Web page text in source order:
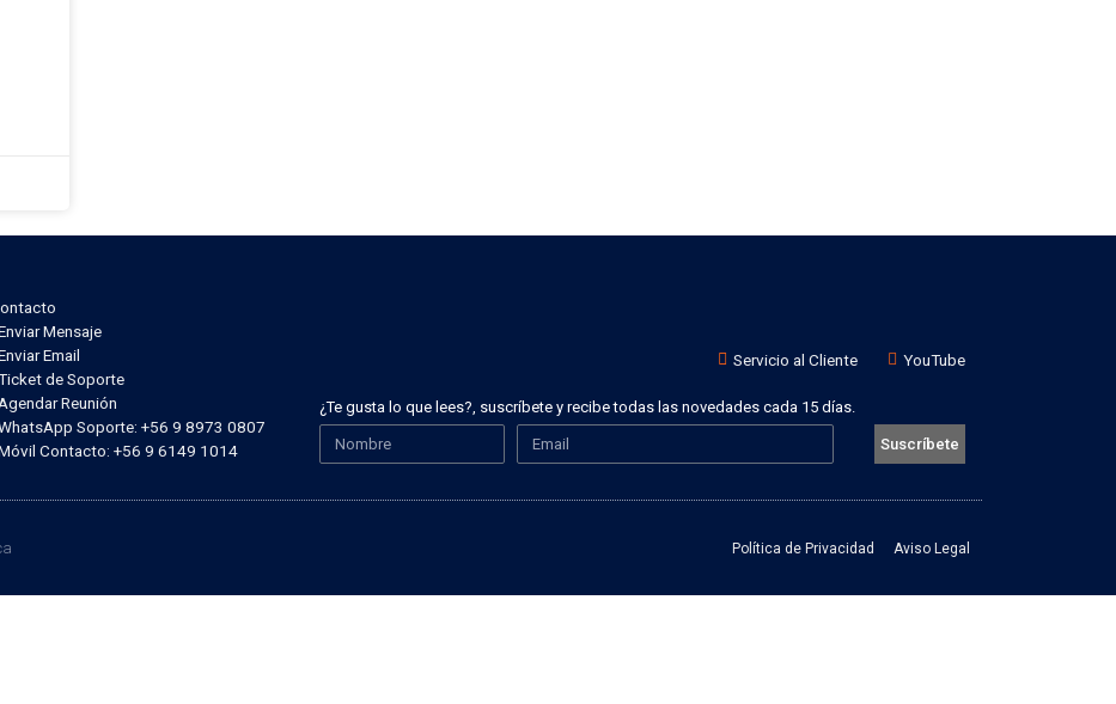
Mensaje
Email
de Soporte
Reunión
Soporte: +56 9 8973 0807
Contacto: +56 9 6149 1014
Servicio al Cliente YouTube
¿Te gusta lo que lees?, suscríbete y recibe todas las novedades cada 15 días.
Suscríbete
Política de Privacidad Aviso Legal